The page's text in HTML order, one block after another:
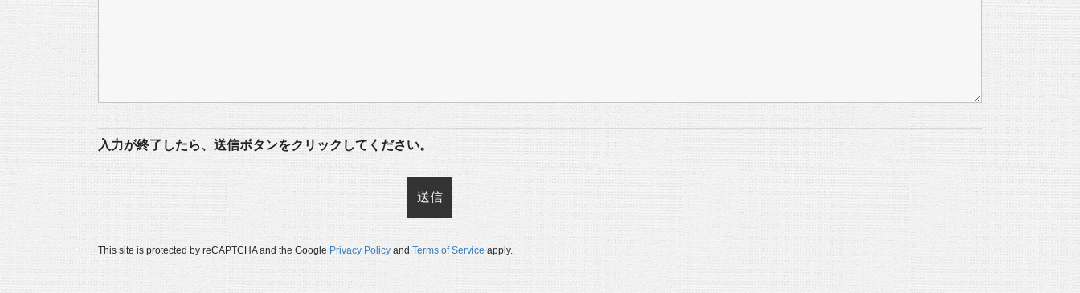
入力が終了したら、送信ボタンをクリックしてください。
This site is protected by reCAPTCHA and the Google Privacy Policy and Terms of Service apply.